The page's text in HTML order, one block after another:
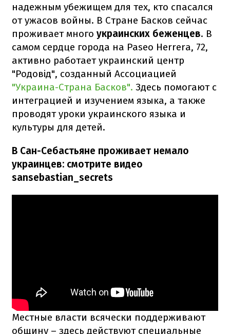
надежным убежищем для тех, кто спасался
от ужасов войны. В Стране Басков сейчас
проживает много украинских беженцев. В
самом сердце города на Paseo Herrera, 72,
активно работает украинский центр
"Родовід", созданный Ассоциацией
"Украина-Страна Басков". Здесь помогают с
интеграцией и изучением языка, а также
проводят уроки украинского языка и
культуры для детей.
В Сан-Себастьяне проживает немало
украинцев: смотрите видео
sansebastian_secrets
Местные власти всячески поддерживают
общину – здесь действуют специальные